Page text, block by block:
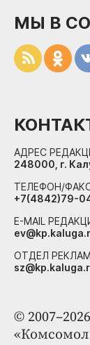
©
МЫ В
АДРЕС
248000, г.
ТЕЛЕФОН/
+7(4842)79-
E-MAIL
ОТДЕЛ